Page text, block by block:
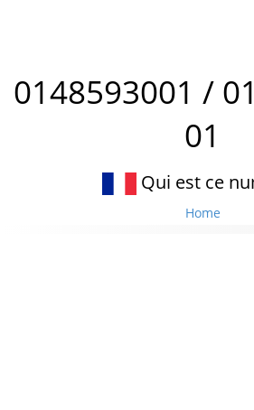
0148593001 /
01
Qui est ce
Home